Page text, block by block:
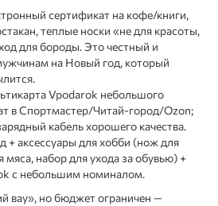
сертификат на кофе/книги,
теплые носки «не для красоты,
для бороды. Это честный и
на Новый год, который
Vpodarok небольшого
в Спортмастер/Читай-город/Ozon;
кабель хорошего качества.
аксессуары для хобби (нож для
мяса, набор для ухода за обувью) +
с небольшим номиналом.
вау», но бюджет ограничен —